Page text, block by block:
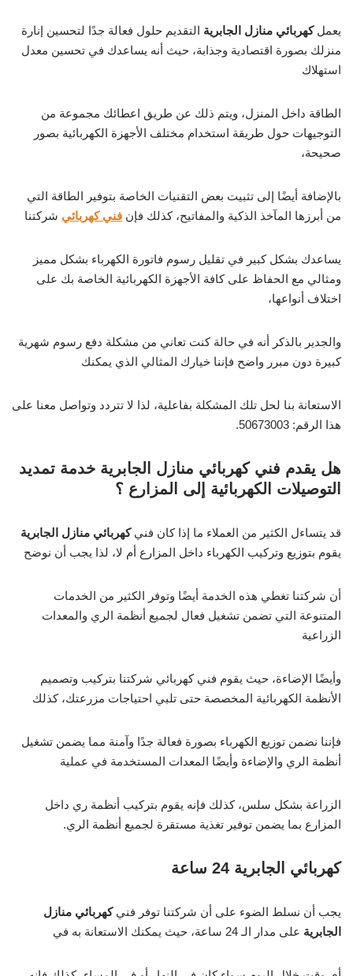
يعملكهربائي منازل الجابرية التقديم حلول فعالة جدًا لتحسين إنارة
منزلك بصورة اقتصادية وجذابة، حيث أنه يساعدك في تحسين معدل
استهلاك
الطاقة داخل المنزل، ويتم ذلك عن طريق اعطائك مجموعة من
التوجيهات حول طريقة استخدام مختلف الأجهزة الكهربائية بصور
صحيحة،
بالإضافة أيضًا إلى تثبيت بعض التقنيات الخاصة بتوفير الطاقة التي
من أبرزها المآخذ الذكية والمفاتيح، كذلك فإن فني كهربائي شركتنا
يساعدك بشكل كبير في تقليل رسوم فاتورة الكهرباء بشكل مميز
ومثالي مع الحفاظ على كافة الأجهزة الكهربائية الخاصة بك على
اختلاف أنواعها،
والجدير بالذكر أنه في حالة كنت تعاني من مشكلة دفع رسوم شهرية
كبيرة دون مبرر واضح فإننا خيارك المثالي الذي يمكنك
الاستعانة بنا لحل تلك المشكلة بفاعلية، لذا لا تتردد وتواصل معنا على
هذا الرقم: 50673003.
هل يقدم فني كهربائي منازل الجابرية خدمة تمديد
التوصيلات الكهربائية إلى المزارع ؟
قد يتساءل الكثير من العملاء ما إذا كان فنيكهربائي منازل الجابرية
يقوم بتوزيع وتركيب الكهرباء داخل المزارع أم لا، لذا يجب أن نوضح
أن شركتنا تغطي هذه الخدمة أيضًا وتوفر الكثير من الخدمات
المتنوعة التي تضمن تشغيل فعال لجميع أنظمة الري والمعدات
الزراعية
وأيضًا الإضاءة، حيث يقوم فني كهربائي شركتنا بتركيب وتصميم
الأنظمة الكهربائية المخصصة حتى تلبي احتياجات مزرعتك، كذلك
فإننا نضمن توزيع الكهرباء بصورة فعالة جدًا وآمنة مما يضمن تشغيل
أنظمة الري والإضاءة وأيضًا المعدات المستخدمة في عملية
الزراعة بشكل سلس، كذلك فإنه يقوم بتركيب أنظمة ري داخل
المزارع بما يضمن توفير تغذية مستقرة لجميع أنظمة الري.
كهربائي الجابرية 24 ساعة
يجب أن نسلط الضوء على أن شركتنا توفر فني كهربائي منازل
الجابرية على مدار الـ 24 ساعة، حيث يمكنك الاستعانة به في